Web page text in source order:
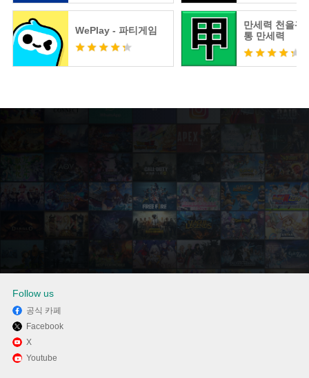
WePlay - 파티게임
만세력 천을귀
통 만세력
Best Free Unlimited Proxy 사
Follow us
공식 카페
Facebook
X
Youtube